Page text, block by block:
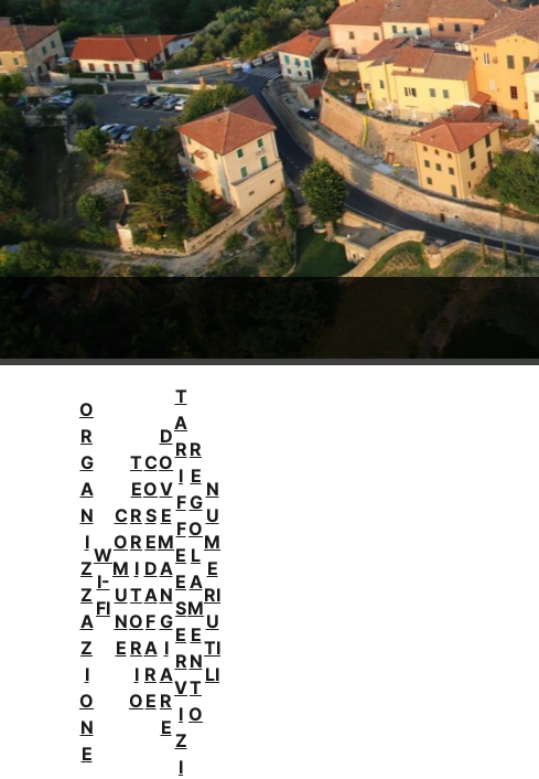
O
R
G
A
N
I
Z
Z
A
Z
I
O
N
E
W
I-
FI
C
O
M
U
N
E
T
E
R
R
I
T
O
R
I
O
C
O
S
E
D
A
F
A
R
E
D
O
V
E
M
A
N
G
I
A
R
E
T
A
R
I
F
F
E
E
S
E
R
V
I
Z
I
R
E
G
O
L
A
M
E
N
T
O
N
U
M
E
RI
U
TI
LI